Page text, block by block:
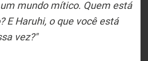
mundo mítico. Quem está
E Haruhi, o que você está
vez?"